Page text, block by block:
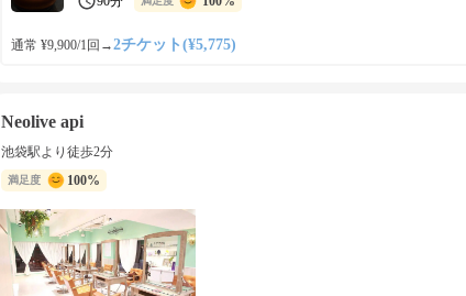
通常 ¥9,900/1回 →2チケット(¥5,775)
Neolive api
池袋駅より徒歩2分
満足度 100%